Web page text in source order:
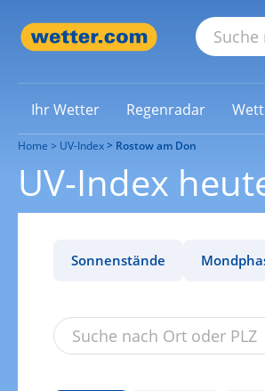
Ihr Wetter Regenradar
Home UV-Index Rostow am Don
UV-Index
Sonnenstände